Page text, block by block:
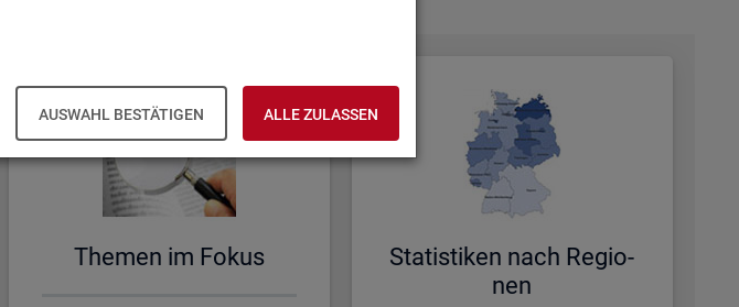
AUSWAHL BESTÄTIGEN ALLE ZULASSEN
The­men im Fokus
Sta­tis­ti­ken nach Re­gio­
nen